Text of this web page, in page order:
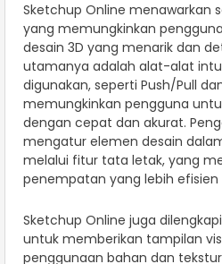
Sketchup Online menawarkan
yang memungkinkan
desain 3D yang menarik dan
utamanya adalah alat-alat
digunakan, seperti Push/Pull
memungkinkan pengguna
dengan cepat dan akurat.
mengatur elemen desain
melalui fitur tata letak, yang
penempatan yang lebih efisien
Sketchup Online juga
untuk memberikan tampilan
penggunaan bahan dan